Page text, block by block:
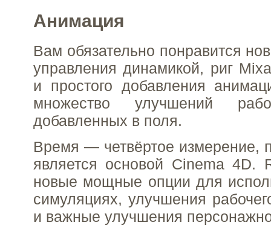
Анимация
Вам обязательно понравится
управления динамикой, риг
и простого добавления
множество улучшений
добавленных в поля.
Время — четвёртое измерение,
является основой Cinema 4D.
новые мощные опции для
симуляциях, улучшения
и важные улучшения